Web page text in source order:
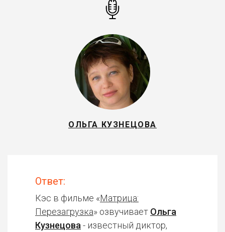
ОЛЬГА КУЗНЕЦОВА
Ответ:
Кэс в фильме «Матрица:
Перезагрузка» озвучивает Ольга
Кузнецова - известный диктор,